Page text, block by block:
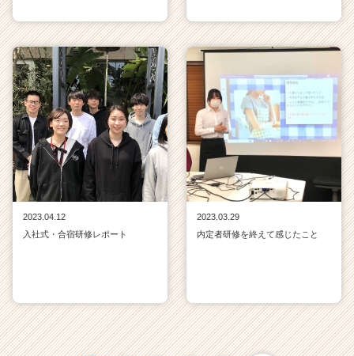
2023.04.12
入社式・合宿研修レポート
2023.03.29
内定者研修を終えて感じたこと